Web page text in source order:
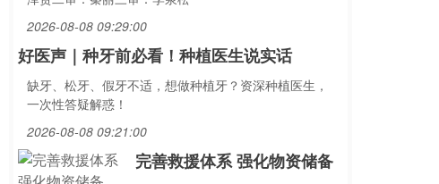
2026-08-08 09:29:00
好医声｜种牙前必看！种植医生说实话
缺牙、松牙、假牙不适，想做种植牙？资深种植医生，
一次性答疑解惑！
2026-08-08 09:21:00
完善救援体系 强化物资储备